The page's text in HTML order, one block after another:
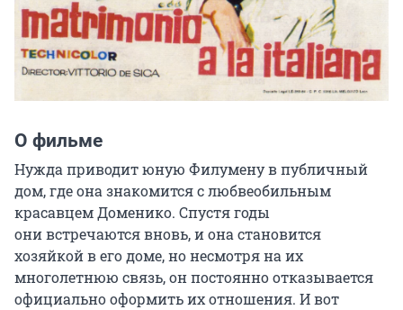
О фильме
Нужда приводит юную Филумену в публичный
дом, где она знакомится с любвеобильным
красавцем Доменико. Спустя годы
они встречаются вновь, и она становится
хозяйкой в его доме, но несмотря на их
многолетнюю связь, он постоянно отказывается
официально оформить их отношения. И вот